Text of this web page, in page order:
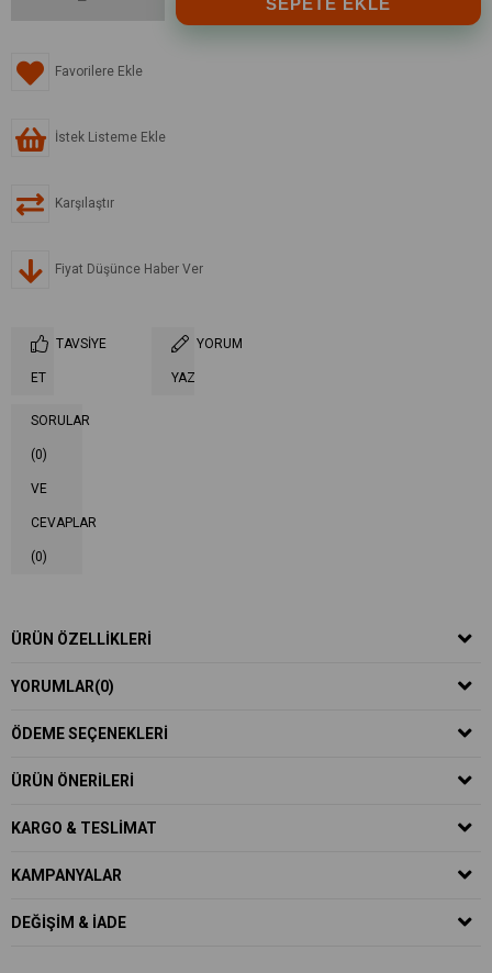
Favorilere Ekle
İstek Listeme Ekle
Karşılaştır
Fiyat Düşünce Haber Ver
TAVSIYE
ET
YORUM
YAZ
SORULAR
(0)
VE
CEVAPLAR
(0)
ÜRÜN ÖZELLIKLERI
YORUMLAR(0)
ÖDEME SEÇENEKLERI
ÜRÜN ÖNERILERI
KARGO & TESLIMAT
KAMPANYALAR
DEĞIŞIM & İADE